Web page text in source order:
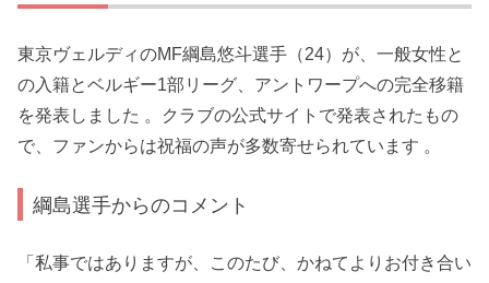
東京ヴェルディのMF綱島悠斗選手（24）が、一般女性と
の入籍とベルギー1部リーグ、アントワープへの完全移籍
を発表しました 。クラブの公式サイトで発表されたもの
で、ファンからは祝福の声が多数寄せられています 。
綱島選手からのコメント
「私事ではありますが、このたび、かねてよりお付き合い